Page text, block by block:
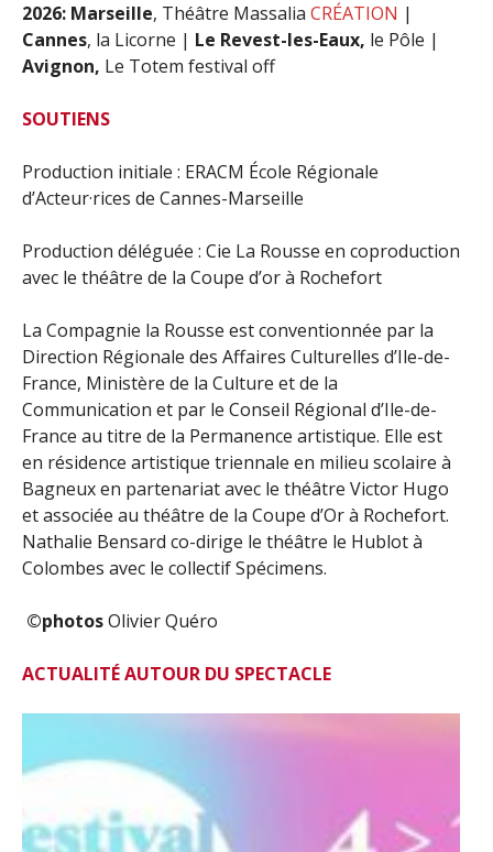
2026: Marseille, Théâtre Massalia CRÉATION |
Cannes, la Licorne | Le Revest-les-Eaux, le Pôle |
Avignon, Le Totem festival off
SOUTIENS
Production initiale : ERACM École Régionale
d’Acteur·rices de Cannes-Marseille
Production déléguée : Cie La Rousse en coproduction
avec le théâtre de la Coupe d’or à Rochefort
La Compagnie la Rousse est conventionnée par la
Direction Régionale des Affaires Culturelles d’Ile-de-
France, Ministère de la Culture et de la
Communication et par le Conseil Régional d’Ile-de-
France au titre de la Permanence artistique. Elle est
en résidence artistique triennale en milieu scolaire à
Bagneux en partenariat avec le théâtre Victor Hugo
et associée au théâtre de la Coupe d’Or à Rochefort.
Nathalie Bensard co-dirige le théâtre le Hublot à
Colombes avec le collectif Spécimens.
©photosOlivier Quéro
ACTUALITÉ AUTOUR DU SPECTACLE